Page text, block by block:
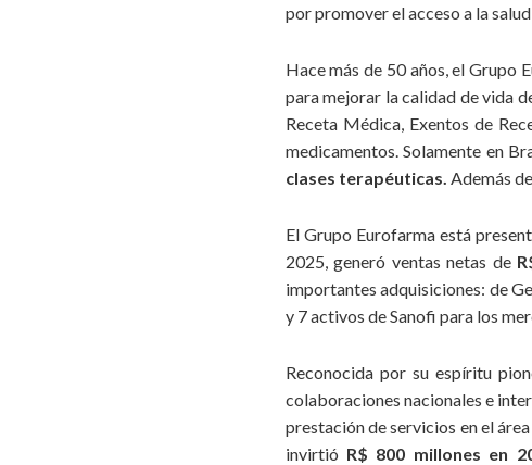
la ética y la
celamos por un ambiente
y la
con la creencia de que asumir riesgos
crecimiento de la
nuestros colaboradores y con el desarrollo de los
reconocemos las diferentes contribuciones
de
por promover el acceso a la
Hace más de 50 años, el Grupo
para mejorar la calidad de vida
Receta Médica, Exentos de
medicamentos. Solamente en
clases terapéuticas. Además
El Grupo Eurofarma está
2025, generó ventas netas de
importantes adquisiciones: de
y 7 activos de Sanofi para los
Reconocida por su espíritu
colaboraciones nacionales e
prestación de servicios en el
invirtió R$ 800 millones en